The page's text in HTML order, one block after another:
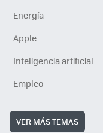
Energía
Apple
Inteligencia artificial
Empleo
VER MÁS TEMAS